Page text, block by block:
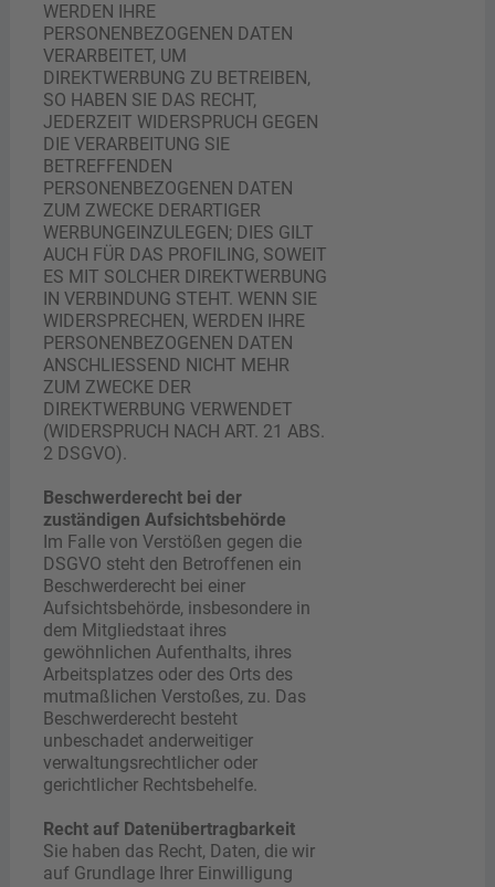
WERDEN IHRE
PERSONENBEZOGENEN DATEN
VERARBEITET, UM
DIREKTWERBUNG ZU BETREIBEN,
SO HABEN SIE DAS RECHT,
JEDERZEIT WIDERSPRUCH GEGEN
DIE VERARBEITUNG SIE
BETREFFENDEN
PERSONENBEZOGENEN DATEN
ZUM ZWECKE DERARTIGER
WERBUNGEINZULEGEN; DIES GILT
AUCH FÜR DAS PROFILING, SOWEIT
ES MIT SOLCHER DIREKTWERBUNG
IN VERBINDUNG STEHT. WENN SIE
WIDERSPRECHEN, WERDEN IHRE
PERSONENBEZOGENEN DATEN
ANSCHLIESSEND NICHT MEHR
ZUM ZWECKE DER
DIREKTWERBUNG VERWENDET
(WIDERSPRUCH NACH ART. 21 ABS.
2 DSGVO).
Beschwerderecht bei der
zuständigen Aufsichtsbehörde
Im Falle von Verstößen gegen die
DSGVO steht den Betroffenen ein
Beschwerderecht bei einer
Aufsichtsbehörde, insbesondere in
dem Mitgliedstaat ihres
gewöhnlichen Aufenthalts, ihres
Arbeitsplatzes oder des Orts des
mutmaßlichen Verstoßes, zu. Das
Beschwerderecht besteht
unbeschadet anderweitiger
verwaltungsrechtlicher oder
gerichtlicher Rechtsbehelfe.
Recht auf Datenübertragbarkeit
Sie haben das Recht, Daten, die wir
auf Grundlage Ihrer Einwilligung